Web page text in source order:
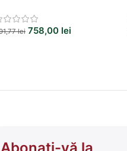
lei 758,00 lei